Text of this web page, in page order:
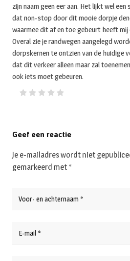
zijn naam geen eer aan. Het lijkt wel
dat non-stop door dit mooie dorpje
waarmee dit af en toe gebeurt heeft mij
Overal zie je randwegen aangelegd
dorpskernen te ontzien van de huidige
dat dit verkeer alleen maar zal
ook iets moet gebeuren.
Geef een reactie
Je e-mailadres wordt niet
gemarkeerd met *